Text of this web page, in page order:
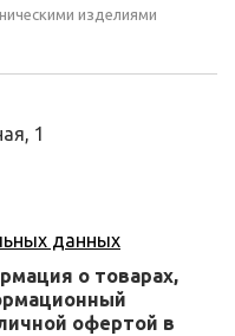
изделиями
1
данных
о товарах,
офертой в